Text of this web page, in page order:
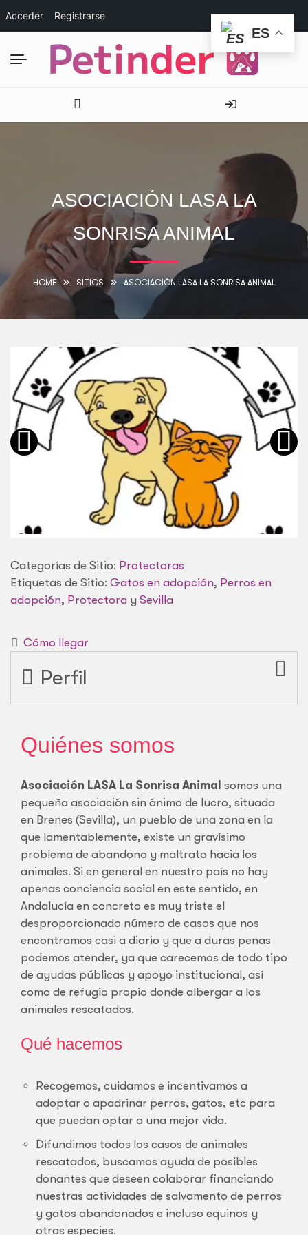
Acceder Registrarse
ASOCIACIÓN LASA LA
SONRISA ANIMAL
HOME SITIOS ASOCIACIÓN LASA LA SONRISA ANIMAL
Categorías de Sitio: Protectoras
Etiquetas de Sitio: Gatos en adopción, Perros en
adopción, Protectora y Sevilla
Cómo llegar
Perfil
Quiénes somos
Asociación LASA La Sonrisa Animal somos una
pequeña asociación sin ánimo de lucro, situada
en Brenes (Sevilla), un pueblo de una zona en la
que lamentablemente, existe un gravísimo
problema de abandono y maltrato hacia los
animales. Si en general en nuestro país no hay
apenas conciencia social en este sentido, en
Andalucía en concreto es muy triste el
desproporcionado número de casos que nos
encontramos casi a diario y que a duras penas
podemos atender, ya que carecemos de todo tipo
de ayudas públicas y apoyo institucional, así
como de refugio propio donde albergar a los
animales rescatados.
Qué hacemos
Recogemos, cuidamos e incentivamos a
adoptar o apadrinar perros, gatos, etc para
que puedan optar a una mejor vida.
Difundimos todos los casos de animales
rescatados, buscamos ayuda de posibles
donantes que deseen colaborar financiando
nuestras actividades de salvamento de perros
y gatos abandonados e incluso equinos y
otras especies.
ES